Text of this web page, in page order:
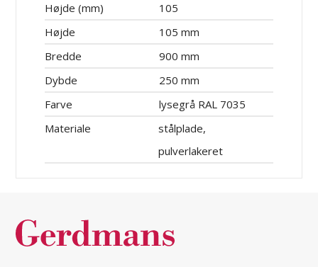
Højde (mm)
105
Højde
105 mm
Bredde
900 mm
Dybde
250 mm
Farve
lysegrå RAL 7035
Materiale
stålplade,
pulverlakeret